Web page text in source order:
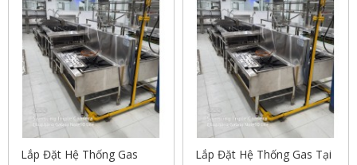
Lắp Đặt Hệ Thống Gas
Lắp Đặt Hệ Thống Gas Tại